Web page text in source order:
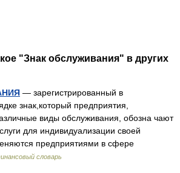
"Знак обслуживания" в других
— зарегистрированный в
знак,который предприятия,
виды обслуживания, обозна чают
для индивидуализации своей
предприятиями в сфере
словарь